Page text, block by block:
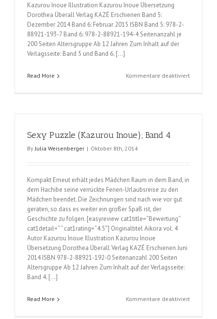
Kazurou Inoue Illustration Kazurou Inoue Übersetzung
Dorothea Überall Verlag KAZÉ Erschienen Band 5:
Dezember 2014 Band 6: Februar 2015 ISBN Band 5: 978-2-
88921-193-7 Band 6: 978-2-88921-194-4 Seitenanzahl je
200 Seiten Altersgruppe Ab 12 Jahren Zum Inhalt auf der
Verlagsseite: Band 5 und Band 6. […]
Read More Kommentare deaktiviertfür
Sexy Puzzle (Kazurou Inoue); Band 4
ByJulia Weisenberger | Oktober 8th, 2014
Kompakt Erneut erhält jedes Mädchen Raum in dem Band, in
dem Hachibe seine verrückte Ferien-Urlaubsreise zu den
Mädchen beendet. Die Zeichnungen sind nach wie vor gut
geraten, so dass es weiter ein großer Spaß ist, der
Geschichte zu folgen. [easyreview cat1title=“Bewertung“
cat1detail=“ “ cat1rating=“4.5″] Originaltitel Aikora vol. 4
Autor Kazurou Inoue Illustration Kazurou Inoue
Übersetzung Dorothea Überall Verlag KAZÉ Erschienen Juni
2014 ISBN 978-2-88921-192-0 Seitenanzahl 200 Seiten
Altersgruppe Ab 12 Jahren Zum Inhalt auf der Verlagsseite:
Band 4. […]
Read More Kommentare deaktiviertfür